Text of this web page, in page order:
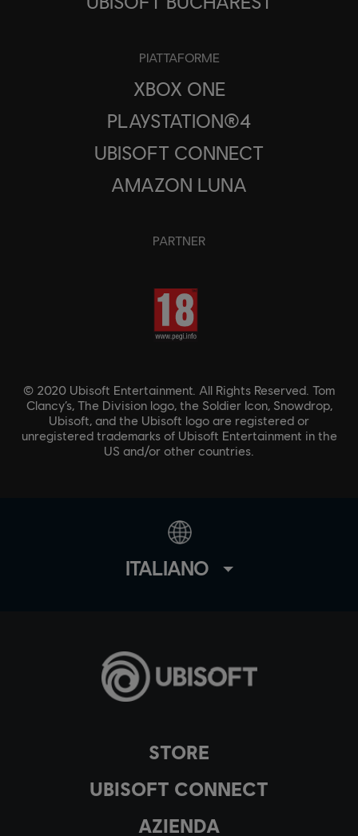
STORE
UBISOFT CONNECT
AZIENDA
PIATTAFORME
XBOX ONE
PLAYSTATION®4
UBISOFT CONNECT
AMAZON LUNA
PARTNER
© 2020 Ubisoft Entertainment. All Rights Reserved. Tom
Clancy’s, The Division logo, the Soldier Icon, Snowdrop,
Ubisoft, and the Ubisoft logo are registered or
unregistered trademarks of Ubisoft Entertainment in the
US and/or other countries.
ITALIANO